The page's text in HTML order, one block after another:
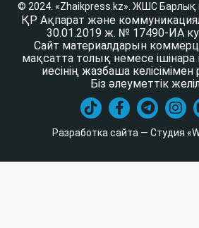
© 2024. «Zhaikpress.kz». ЖШС Барлық
ҚР Ақпарат және
30.01.2019 ж. № 17490-ИА
Сайт материалдарын
мақсатта толық немесе ішінара
иесінің жазбаша келісімімен
Біз әлеуметтік
Разработка сайта — Студия